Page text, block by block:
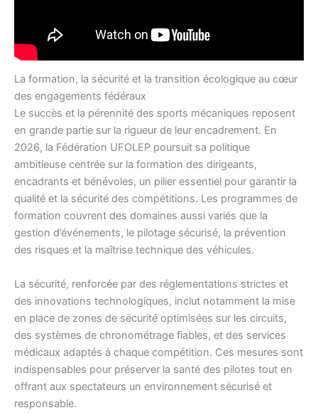
La formation, la sécurité et la transition écologique au cœur
des engagements fédéraux
Le succès et la pérennité des sports mécaniques reposent
en grande partie sur la rigueur de leur encadrement. En
2026, la Fédération UFOLEP poursuit sa politique
ambitieuse centrée sur la formation des dirigeants,
encadrants et bénévoles, un pilier essentiel pour garantir la
qualité et la sécurité des compétitions. Les programmes de
formation couvrent des domaines aussi variés que la
gestion d’événements, le pilotage sécurisé, la prévention
des risques et la maîtrise technique des véhicules.
La sécurité, renforcée par des réglementations strictes et
des innovations technologiques, inclut notamment la mise
en place de zones de sécurité optimisées sur les circuits,
des systèmes de chronométrage fiables, et des services
médicaux adaptés à chaque compétition. Ces mesures sont
indispensables pour préserver la santé des pilotes tout en
offrant aux spectateurs un environnement sécurisé et
responsable.